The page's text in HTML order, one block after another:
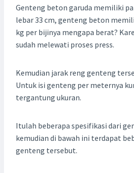
Genteng beton garuda memiliki
lebar 33 cm, genteng beton
kg per bijinya mengapa berat?
sudah melewati proses press.
Kemudian jarak reng genteng
Untuk isi genteng per meternya
tergantung ukuran.
Itulah beberapa spesifikasi dari
kemudian di bawah ini terdapat
genteng tersebut.